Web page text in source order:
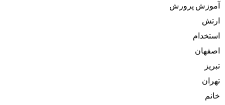
آموزش پرورش
ارتش
استخدام
اصفهان
تبریز
تهران
خانم